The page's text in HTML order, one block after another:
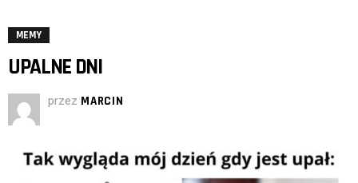
MEMY
UPALNE DNI
przez MARCIN